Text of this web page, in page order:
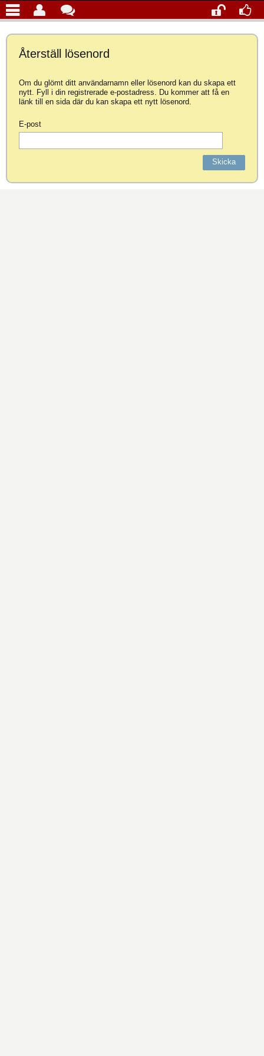
Återställ lösenord
Om du glömt ditt användarnamn eller lösenord kan du skapa ett
nytt. Fyll i din registrerade e-postadress. Du kommer att få en
länk till en sida där du kan skapa ett nytt lösenord.
E-post